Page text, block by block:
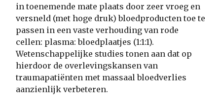
in toenemende mate plaats door zeer vroeg en
versneld (met hoge druk) bloedproducten toe te
passen in een vaste verhouding van rode
cellen: plasma: bloedplaatjes (1:1:1).
Wetenschappelijke studies tonen aan dat op
hierdoor de overlevingskansen van
traumapatiënten met massaal bloedverlies
aanzienlijk verbeteren.